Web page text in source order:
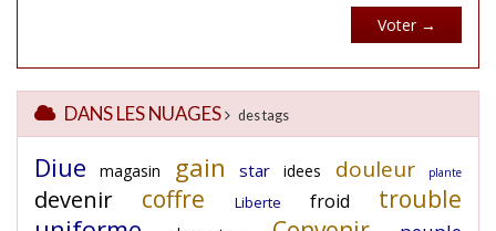
DANS LES NUAGES des tags
Diue magasin gain star idees douleur plante
devenir coffre Liberte froid trouble